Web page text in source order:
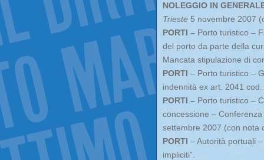
NOLEGGIO IN
Trieste 5 novembre 2007
PORTI – Porto turistico –
del porto da parte della
Mancata stipulazione di
PORTI – Porto turistico –
indennità ex art. 2041
PORTI – Porto turistico –
concessione –
settembre 2007 (con nota
PORTI – Autorità portuali
impliciti”.